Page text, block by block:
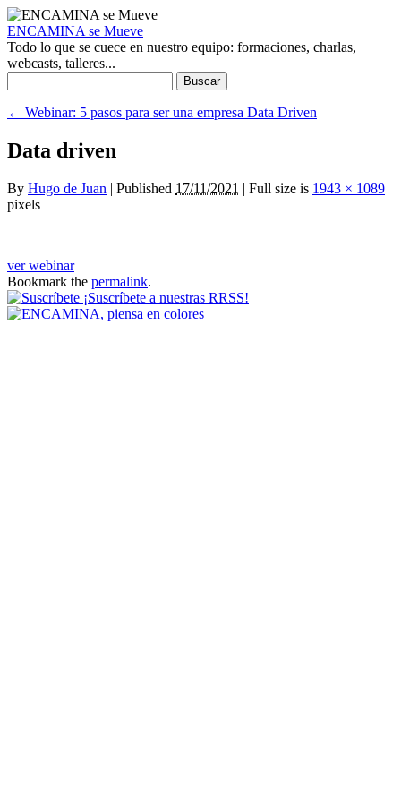
ENCAMINA se Mueve
Todo lo que se cuece en nuestro equipo: formaciones, charlas,
webcasts, talleres...
← Webinar: 5 pasos para ser una empresa Data Driven
Data driven
By Hugo de Juan | Published 17/11/2021 | Full size is 1943 × 1089
pixels
ver webinar
Bookmark the permalink.
¡Suscríbete a nuestras RRSS!